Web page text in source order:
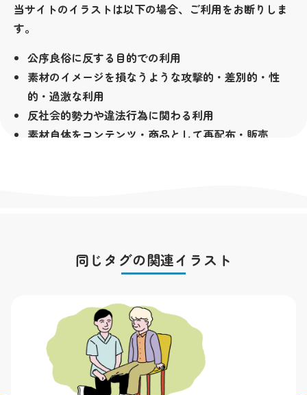
当サイトのイラストは以下の場合、ご利用をお断りしま
す。
公序良俗に反する目的での利用
素材のイメージを損なうような攻撃的・差別的・性
的・過激な利用
反社会的勢力や違法行為に関わる利用
素材自体をコンテンツ・商品として再配布・販売
棄しておりません。全ての素材の著作権は私横浜市が所
素材を利用することによって発生したトラブルについて
は一切責任を負いかねます。全ての規約は予告無く改変
する場合があります。予めご了承下さい。
同じタグの関連イラスト